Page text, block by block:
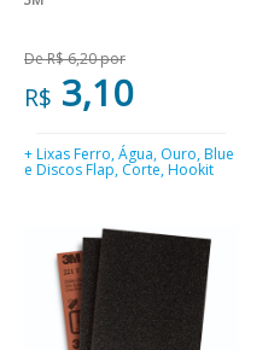
De R$ 6,20 por
R$ 3,10
+ Lixas Ferro, Água, Ouro, Blue
e Discos Flap, Corte, Hookit